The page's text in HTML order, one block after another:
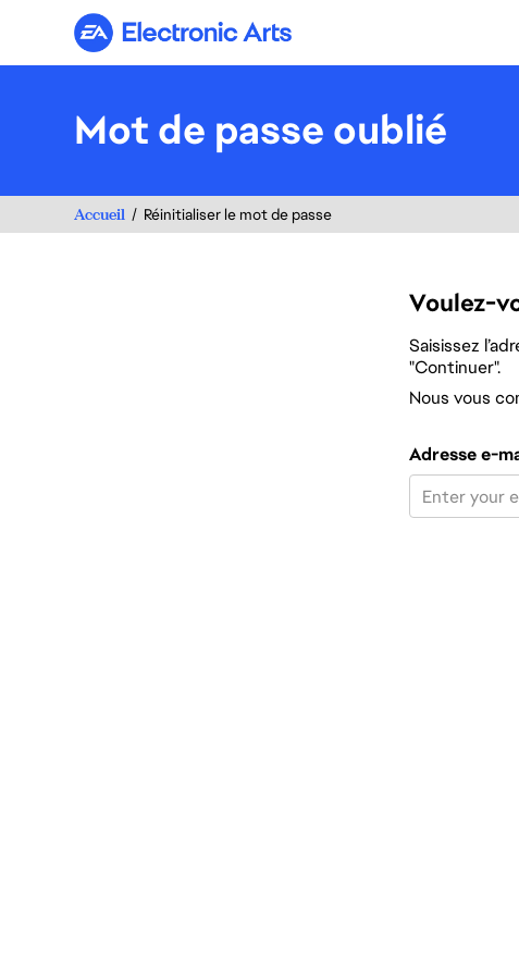
Electronic Arts
Mot de passe oublié
Accueil Réinitialiser le mot de passe
Voulez-
Saisissez
"Continuer".
Nous vous
Réinitialiser le
Adresse e-